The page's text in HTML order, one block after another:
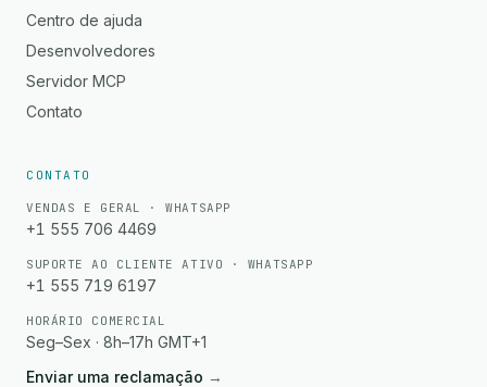
Centro de ajuda
Desenvolvedores
Servidor MCP
Contato
CONTATO
VENDAS E GERAL · WHATSAPP
+1 555 706 4469
SUPORTE AO CLIENTE ATIVO · WHATSAPP
+1 555 719 6197
HORÁRIO COMERCIAL
Seg–Sex · 8h–17h GMT+1
Enviar uma reclamação →